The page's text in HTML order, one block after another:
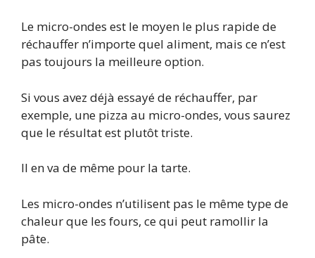
Le micro-ondes est le moyen le plus rapide de
réchauffer n’importe quel aliment, mais ce n’est
pas toujours la meilleure option.
Si vous avez déjà essayé de réchauffer, par
exemple, une pizza au micro-ondes, vous saurez
que le résultat est plutôt triste.
Il en va de même pour la tarte.
Les micro-ondes n’utilisent pas le même type de
chaleur que les fours, ce qui peut ramollir la
pâte.